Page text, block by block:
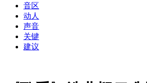
音区
动人
声音
关键
建议